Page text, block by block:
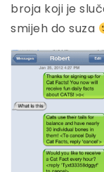
broja koji je
smijeh do suza